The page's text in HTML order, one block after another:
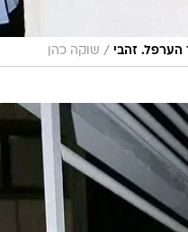
הערפל. זהבי / שוקה כהן